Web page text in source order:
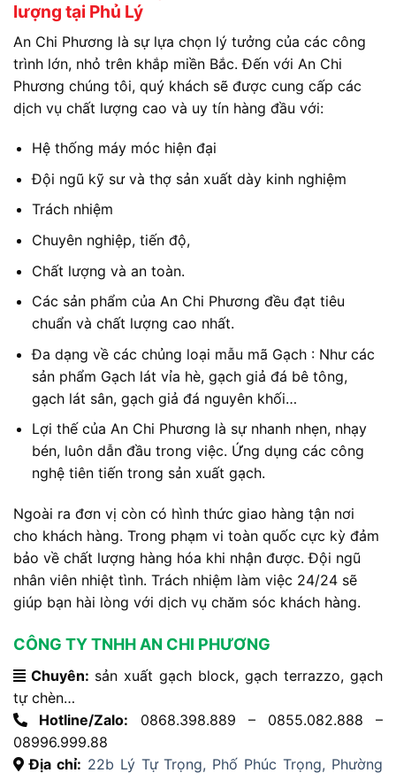
lượng tại Phủ Lý
An Chi Phương là sự lựa chọn lý tưởng của các công
trình lớn, nhỏ trên khắp miền Bắc. Đến với An Chi
Phương chúng tôi, quý khách sẽ được cung cấp các
dịch vụ chất lượng cao và uy tín hàng đầu với:
Hệ thống máy móc hiện đại
Đội ngũ kỹ sư và thợ sản xuất dày kinh nghiệm
Trách nhiệm
Chuyên nghiệp, tiến độ,
Chất lượng và an toàn.
Các sản phẩm của An Chi Phương đều đạt tiêu
chuẩn và chất lượng cao nhất.
Đa dạng về các chủng loại mẫu mã Gạch : Như các
sản phẩm Gạch lát vỉa hè, gạch giả đá bê tông,
gạch lát sân, gạch giả đá nguyên khối…
Lợi thế của An Chi Phương là sự nhanh nhẹn, nhạy
bén, luôn dẫn đầu trong việc. Ứng dụng các công
nghệ tiên tiến trong sản xuất gạch.
Ngoài ra đơn vị còn có hình thức giao hàng tận nơi
cho khách hàng. Trong phạm vi toàn quốc cực kỳ đảm
bảo về chất lượng hàng hóa khi nhận được. Đội ngũ
nhân viên nhiệt tình. Trách nhiệm làm việc 24/24 sẽ
giúp bạn hài lòng với dịch vụ chăm sóc khách hàng.
CÔNG TY TNHH AN CHI PHƯƠNG
Chuyên: sản xuất gạch block, gạch terrazzo, gạch
tự chèn…
Hotline/Zalo: 0868.398.889 – 0855.082.888 –
08996.999.88
Địa chỉ: 22b Lý Tự Trọng, Phố Phúc Trọng, Phường